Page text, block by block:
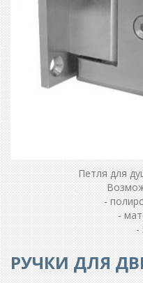
Петля для
-
-
-
РУЧКИ ДЛЯ